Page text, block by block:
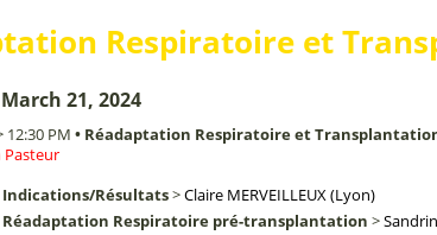
Respiratoire et
21, 2024
12:30 PM • Réadaptation Respiratoire et
Indications/Résultats>Claire MERVEILLEUX(Lyon)
Réadaptation Respiratoire pré-transplantation >